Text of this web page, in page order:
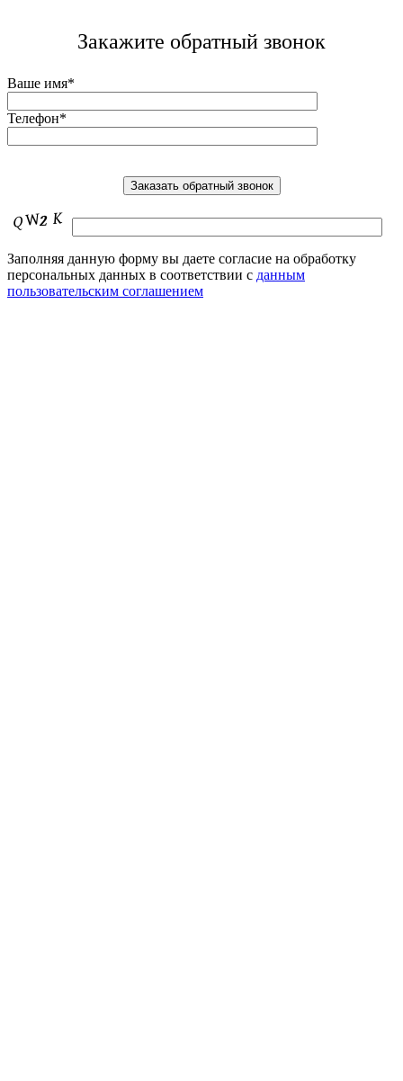
Закажите обратный звонок
Ваше имя*
Телефон*
Заполняя данную форму вы даете согласие на обработку
персональных данных в соответствии с данным
пользовательским соглашением